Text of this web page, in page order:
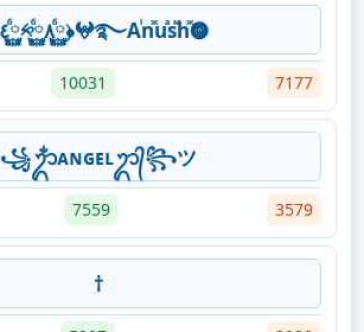
﴾٤࿆ⷠ༱࿆ⷠ٨࿆ⷠ﴿𖤍࿐Aꙶnⷤuⷶsⷨhⷤ𖣐
10031 7177
꧁ᬊᬁᴀɴɢᴇʟᬊ᭄꧂ツ
7559 3579
†